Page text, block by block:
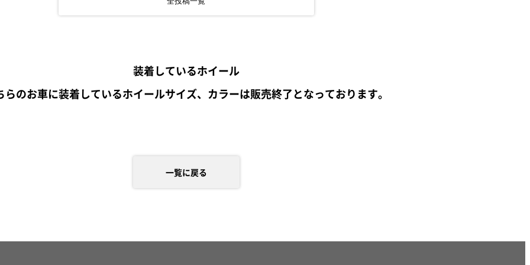
装着しているホイール
らのお車に装着しているホイールサイズ、カラーは販売終了となっております。
一覧に戻る